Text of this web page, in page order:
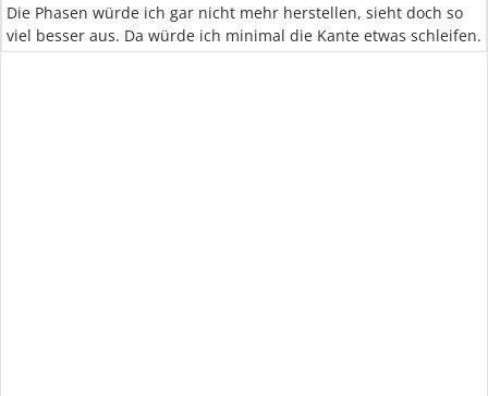
Die Phasen würde ich gar nicht mehr herstellen, sieht doch so
viel besser aus. Da würde ich minimal die Kante etwas schleifen.